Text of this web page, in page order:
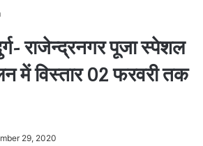
राजेन्द्रनगर पूजा स्पेशल
में विस्तार 02 फरवरी तक
29, 2020